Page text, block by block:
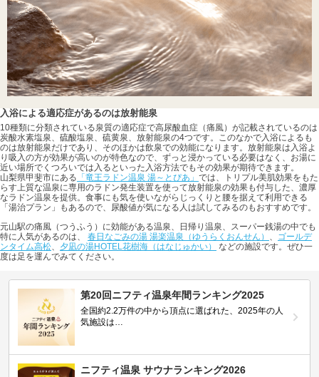
入浴による適応症があるのは放射能泉
10種類に分類されている泉質の適応症で高尿酸血症（痛風）が記載されているのは
炭酸水素塩泉、硫酸塩泉、硫黄泉、放射能泉の4つです。このなかで入浴によるも
のは放射能泉だけであり、そのほかは飲泉での効能になります。放射能泉は入浴よ
り吸入の方が効果が高いのが特色なので、ずっと浸かっている必要はなく、お湯に
近い場所でくつろいでは入るといった入浴方法でもその効果が期待できます。
山梨県甲斐市にある 「竜王ラドン温泉 湯～とぴあ」 では、トリプル美肌効果をもた
らす上質な温泉に専用のラドン発生装置を使って放射能泉の効果も付与した、濃厚
なラドン温泉を提供。食事にも気を使いながらじっくりと腰を据えて利用できる
「湯治プラン」もあるので、尿酸値が気になる人は試してみるのもおすすめです。
元山駅の痛風（つうふう）に効能がある温泉、日帰り温泉、スーパー銭湯の中でも
特に人気があるのは、 春日なごみの湯 湯楽温泉（ゆうらくおんせん） 、 ゴールデ
ンタイム高松、 夕凪の湯HOTEL花樹海（はなじゅかい）
などの施設です。ぜひ一
度は足を運んでみてください。
第20回ニフティ温泉年間ランキング2025
全国約2.2万件の中から頂点に選ばれた、2025年の人
気施設は…
ニフティ温泉 サウナランキング2026